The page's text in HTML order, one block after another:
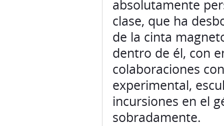
absolutamente
clase, que ha
de la cinta
dentro de él, con
colaboraciones
experimental,
incursiones en el
sobradamente.